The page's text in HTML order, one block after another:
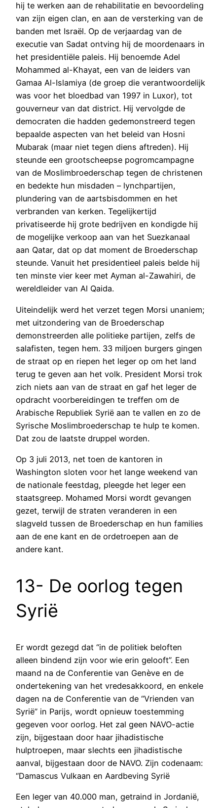
hij te werken aan de rehabilitatie en bevoordeling
van zijn eigen clan, en aan de versterking van de
banden met Israël. Op de verjaardag van de
executie van Sadat ontving hij de moordenaars in
het presidentiële paleis. Hij benoemde Adel
Mohammed al-Khayat, een van de leiders van
Gamaa Al-Islamiya (de groep die verantwoordelijk
was voor het bloedbad van 1997 in Luxor), tot
gouverneur van dat district. Hij vervolgde de
democraten die hadden gedemonstreerd tegen
bepaalde aspecten van het beleid van Hosni
Mubarak (maar niet tegen diens aftreden). Hij
steunde een grootscheepse pogromcampagne
van de Moslimbroederschap tegen de christenen
en bedekte hun misdaden – lynchpartijen,
plundering van de aartsbisdommen en het
verbranden van kerken. Tegelijkertijd
privatiseerde hij grote bedrijven en kondigde hij
de mogelijke verkoop aan van het Suezkanaal
aan Qatar, dat op dat moment de Broederschap
steunde. Vanuit het presidentieel paleis belde hij
ten minste vier keer met Ayman al-Zawahiri, de
wereldleider van Al Qaida.
Uiteindelijk werd het verzet tegen Morsi unaniem;
met uitzondering van de Broederschap
demonstreerden alle politieke partijen, zelfs de
salafisten, tegen hem. 33 miljoen burgers gingen
de straat op en riepen het leger op om het land
terug te geven aan het volk. President Morsi trok
zich niets aan van de straat en gaf het leger de
opdracht voorbereidingen te treffen om de
Arabische Republiek Syrië aan te vallen en zo de
Syrische Moslimbroederschap te hulp te komen.
Dat zou de laatste druppel worden.
Op 3 juli 2013, net toen de kantoren in
Washington sloten voor het lange weekend van
de nationale feestdag, pleegde het leger een
staatsgreep. Mohamed Morsi wordt gevangen
gezet, terwijl de straten veranderen in een
slagveld tussen de Broederschap en hun families
aan de ene kant en de ordetroepen aan de
andere kant.
13- De oorlog tegen
Syrië
Er wordt gezegd dat “in de politiek beloften
alleen bindend zijn voor wie erin gelooft”. Een
maand na de Conferentie van Genève en de
ondertekening van het vredesakkoord, en enkele
dagen na de Conferentie van de “Vrienden van
Syrië” in Parijs, wordt opnieuw toestemming
gegeven voor oorlog. Het zal geen NAVO-actie
zijn, bijgestaan door haar jihadistische
hulptroepen, maar slechts een jihadistische
aanval, bijgestaan door de NAVO. Zijn codenaam:
“Damascus Vulkaan en Aardbeving Syrië
Een leger van 40.000 man, getraind in Jordanië,